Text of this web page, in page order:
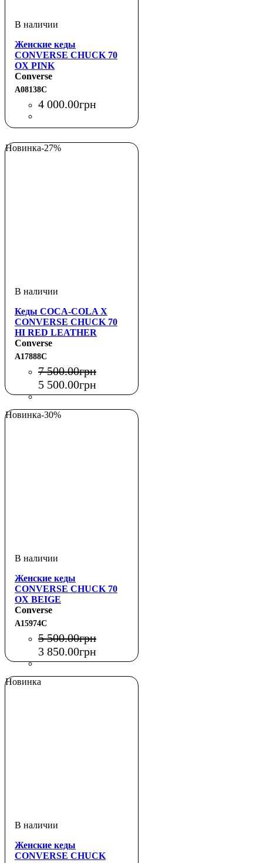
Женские кеды
CONVERSE CHUCK 70
OX PINK
Converse
A08138C
4 000.00грн
Новинка-27%
Кеды COCA-COLA X
CONVERSE CHUCK 70
HI RED LEATHER
Converse
A17888C
7 500.00грн
5 500.00грн
Новинка-30%
Женские кеды
CONVERSE CHUCK 70
OX BEIGE
Converse
A15974C
5 500.00грн
3 850.00грн
Новинка
Женские кеды
CONVERSE CHUCK